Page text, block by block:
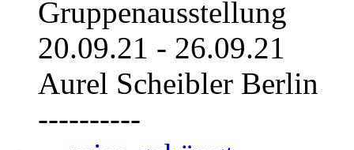
Gruppenausstellung
20.09.21 - 26.09.21
Aurel Scheibler Berlin
----------